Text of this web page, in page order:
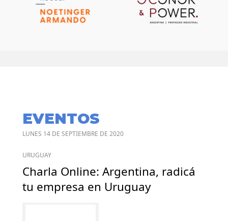
EVENTOS
LUNES 14 DE SEPTIEMBRE DE 2020
URUGUAY
Charla Online: Argentina, radicá
tu empresa en Uruguay